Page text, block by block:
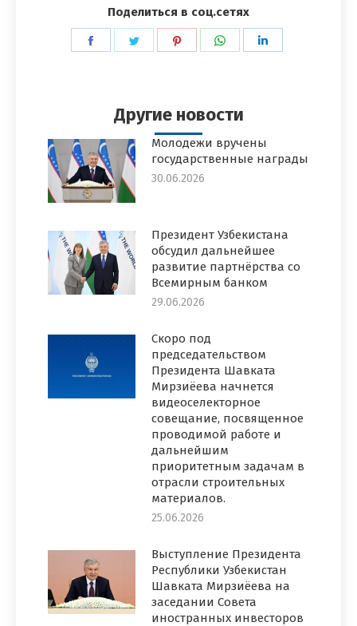
Поделиться в соц.сетях
ПоделитьсяПоделитьсяПоделитьсяПоделиться
Другие новости
Молодежи вручены
государственные награды
30.06.2026
Президент Узбекистана
обсудил дальнейшее
развитие партнёрства со
Всемирным банком
29.06.2026
Скоро под
председательством
Президента Шавката
Мирзиёева начнется
видеоселекторное
совещание, посвященное
проводимой работе и
дальнейшим
приоритетным задачам в
отрасли строительных
материалов.
25.06.2026
Выступление Президента
Республики Узбекистан
Шавката Мирзиёева на
заседании Совета
иностранных инвесторов